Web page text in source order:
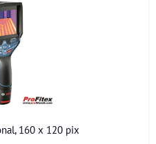
160 x 120 pix